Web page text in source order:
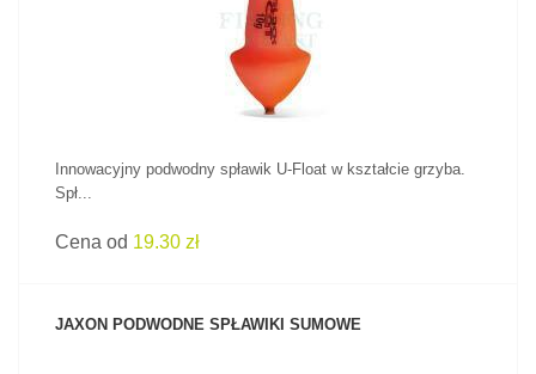
Innowacyjny podwodny spławik U-Float w kształcie grzyba.
Spł...
Cena od 19.30 zł
JAXON PODWODNE SPŁAWIKI SUMOWE